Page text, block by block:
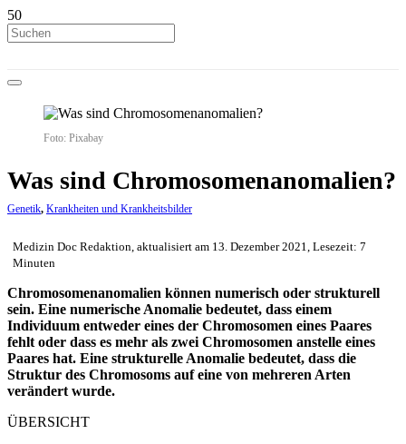
Foto: Pixabay
Was sind Chromosomenanomalien?
Genetik, Krankheiten und Krankheitsbilder
Medizin Doc Redaktion, aktualisiert am 13. Dezember 2021, Lesezeit: 7
Minuten
Chromosomenanomalien können numerisch oder strukturell
sein. Eine numerische Anomalie bedeutet, dass einem
Individuum entweder eines der Chromosomen eines Paares
fehlt oder dass es mehr als zwei Chromosomen anstelle eines
Paares hat. Eine strukturelle Anomalie bedeutet, dass die
Struktur des Chromosoms auf eine von mehreren Arten
verändert wurde.
ÜBERSICHT